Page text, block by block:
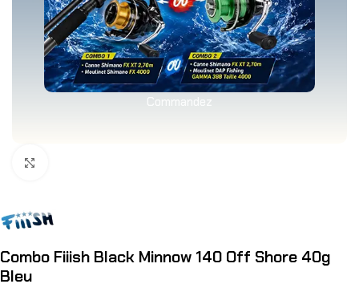
Commandez
Combo Fiiish Black Minnow 140 Off Shore 40g
Bleu